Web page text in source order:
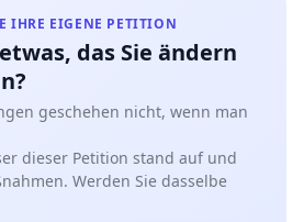
IHRE EIGENE PETITION
das Sie ändern
geschehen nicht, wenn man
dieser Petition stand auf und
Werden Sie dasselbe